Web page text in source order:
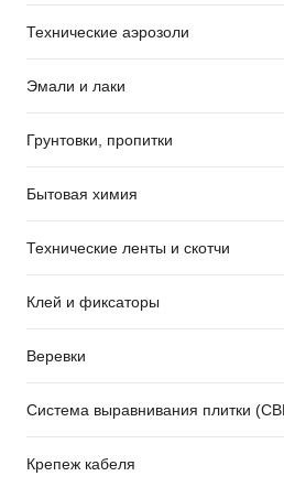
Технические аэрозоли
Эмали и лаки
Грунтовки, пропитки
Бытовая химия
Технические ленты и скотчи
Клей и фиксаторы
Веревки
Система выравнивания плитки
Крепеж кабеля